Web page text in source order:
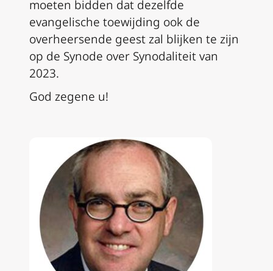
moeten bidden dat dezelfde
evangelische toewijding ook de
overheersende geest zal blijken te zijn
op de Synode over Synodaliteit van
2023.
God zegene u!